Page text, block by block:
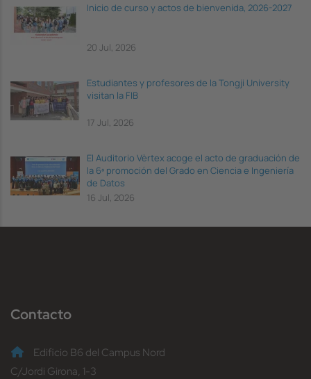
Inicio de curso y actos de bienvenida, 2026-2027
20 Jul, 2026
Estudiantes y profesores de la Tongji University
visitan la FIB
17 Jul, 2026
El Auditorio Vèrtex acoge el acto de graduación de
la 6ª promoción del Grado en Ciencia e Ingeniería
de Datos
16 Jul, 2026
Contacto
Edificio B6 del Campus Nord
C/Jordi Girona, 1-3